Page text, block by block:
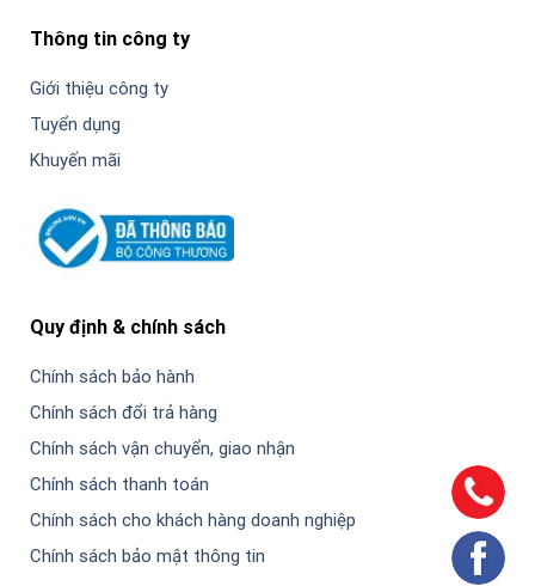
Thông tin công ty
Giới thiệu công ty
Tuyển dụng
Khuyến mãi
Quy định & chính sách
Chính sách bảo hành
Chính sách đổi trả hàng
Chính sách vận chuyển, giao nhận
Chính sách thanh toán
Chính sách cho khách hàng doanh nghiệp
Chính sách bảo mật thông tin